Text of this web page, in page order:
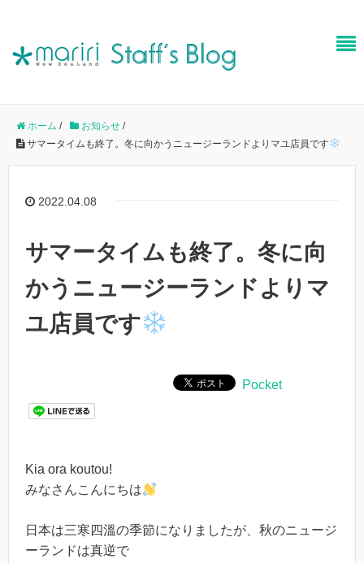
ホーム / お知らせ /
サマータイムも終了。冬に向かうニュージーランドよりマユ店員です
2022.04.08
サマータイムも終了。冬に向
かうニュージーランドよりマ
ユ店員です
Pocket
Kia ora koutou!
みなさんこんにちは
日本は三寒四溫の季節になりましたが、秋のニュージ
ーランドは真逆で